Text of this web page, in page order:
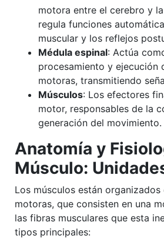
motora entre el cerebro y
regula funciones
muscular y los reflejos
Médula espinal: Actúa
procesamiento y ejecución
motoras, transmitiendo
Músculos: Los efectores
motor, responsables de la
generación del movimiento.
Anatomía y
Músculo:
Los músculos están organizados
motoras, que consisten en una
las fibras musculares que esta
tipos principales: